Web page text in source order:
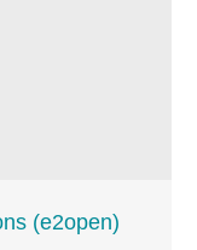
(e2open)